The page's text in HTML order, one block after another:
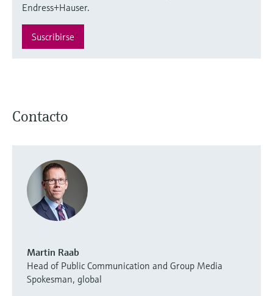
Endress+Hauser.
Suscribirse
Contacto
Martin Raab
Head of Public Communication and Group Media
Spokesman, global